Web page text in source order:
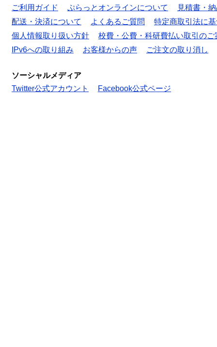
ご利用ガイド ぷらっとオンラインについて
見積書・
配送・決済について
よくあるご質問
特定商取引法に
個人情報取り扱い方針
校費・公費・科研費払い取引のご
IPv6への取り組み
お客様からの声 ご注文の取り消し
ソーシャルメディア
Twitter公式アカウント
Facebook公式ページ